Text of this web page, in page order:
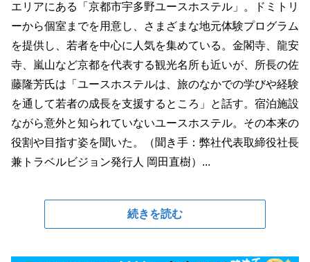
エリアにある「京都市宇多野ユースホステル」。ドミトリ
ーから個室までを用意し、さまざまな地元体験プログラム
を提供し、若者を中心に人気を集めている。金閣寺、龍安
寺、嵐山など京都を代表する観光名所も近いが、所長の佐
藤隆芳氏は「ユースホステルは、旅のなかでの学びや経験
を通して若者の成長を支援するところ」と話す。宿泊施設
ながら意外と知られていないユースホステル。その本来の
役割や目指す姿を聞いた。（聞き手：弊社代表取締役社長
兼トラベルビジョン発行人 岡田直樹）...
続きを読む